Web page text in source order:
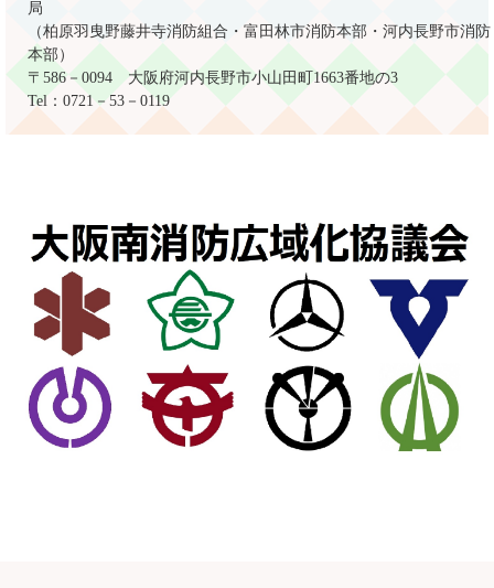
局
（柏原羽曳野藤井寺消防組合・富田林市消防本部・河内長野市消防
本部）
〒586－0094
大阪府河内長野市小山田町1663番地の3
Tel：0721－53－0119